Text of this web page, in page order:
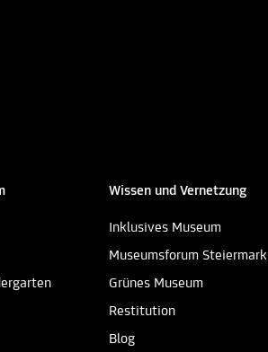
Wissen und Vernetzung
Inklusives Museum
Museumsforum Steiermark
Grünes Museum
Restitution
Blog